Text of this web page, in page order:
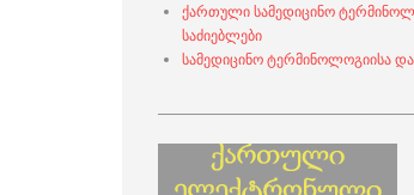
ქართული სამედიცინო
საძიებლები
სამედიცინო ტერმინოლოგიისა